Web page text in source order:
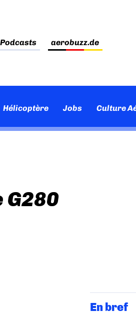
Podcasts aerobuzz.de
Hélicoptère Jobs Culture
G280
En bref